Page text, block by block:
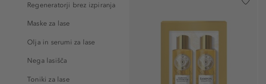
Regeneratorji brez izpiranja
Maske za lase
Olja in serumi za lase
Nega lasišča
Toniki za lase
Kérastase Paris (3)
Leonor Greyl (3)
MEDAVITA (1)